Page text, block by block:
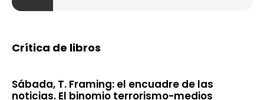
Crítica de libros
Sábada, T. Framing: el encuadre de las
noticias. El binomio terrorismo-medios